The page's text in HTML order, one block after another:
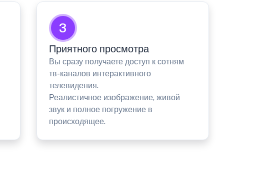
3
Приятного просмотра
Вы сразу получаете доступ к сотням
тв-каналов интерактивного
телевидения.
Реалистичное изображение, живой
звук и полное погружение в
происходящее.